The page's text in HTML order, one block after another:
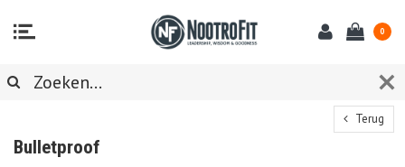
0
Terug
Bulletproof